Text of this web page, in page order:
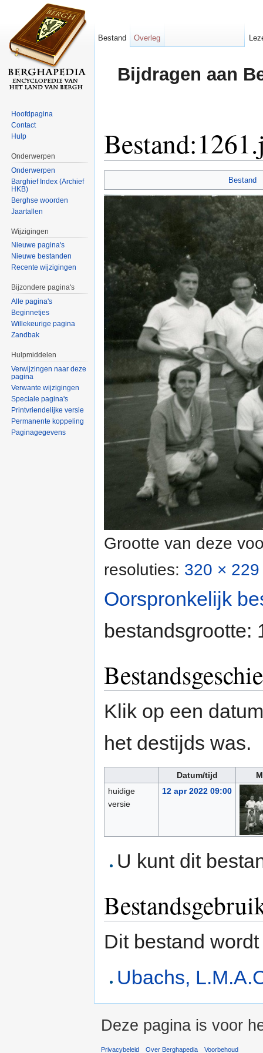
Bijdragen aan
Bestand
Grootte van deze
resoluties: 320 ×
Oorspronkelijk
bestandsgrootte:
Klik op een
het destijds was.
Datum/tijd
huidige
versie
12 apr 2022 09:00
U kunt dit
Dit bestand
Ubachs,
Bestand Overleg
Hoofdpagina
Contact
Hulp
Onderwerpen
Onderwerpen
Barghief Index (Archief
HKB)
Berghse woorden
Jaartallen
Wijzigingen
Nieuwe pagina's
Nieuwe bestanden
Recente wijzigingen
Bijzondere pagina's
Alle pagina's
Beginnetjes
Willekeurige pagina
Zandbak
Hulpmiddelen
Verwijzingen naar deze
pagina
Verwante wijzigingen
Speciale pagina's
Printvriendelijke versie
Permanente koppeling
Paginagegevens
Deze pagina is voor
Privacybeleid Over Berghapedia Voorbehoud